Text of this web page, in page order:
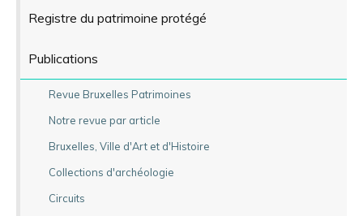
Registre du patrimoine protégé
Publications
Revue Bruxelles Patrimoines
Notre revue par article
Bruxelles, Ville d'Art et d'Histoire
Collections d'archéologie
Circuits